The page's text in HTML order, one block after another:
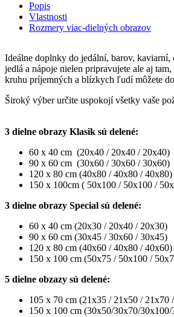
Popis
Vlastnosti
Rozmery viac-dielných obrazov
Ideálne doplnky do jedální, barov, kaviarní,
jedlá a nápoje nielen pripravujete ale aj
kruhu príjemných a blízkych ľudí môžete
Široký výber určite uspokojí všetky vaše
3 dielne obrazy Klasik sú delené:
60 x 40 cm (20x40 / 20x40 / 20x40)
90 x 60 cm (30x60 / 30x60 / 30x60)
120 x 80 cm (40x80 / 40x80 / 40x80)
150 x 100cm ( 50x100 / 50x100 /
3 dielne obrazy Special sú delené:
60 x 40 cm (20x30 / 20x40 / 20x30)
90 x 60 cm (30x45 / 30x60 / 30x45)
120 x 80 cm (40x60 / 40x80 / 40x60)
150 x 100 cm (50x75 / 50x100 /
5 dielne obzazy sú delené:
105 x 70 cm (21x35 / 21x50 / 21x70
150 x 100 cm (30x50/30x70/